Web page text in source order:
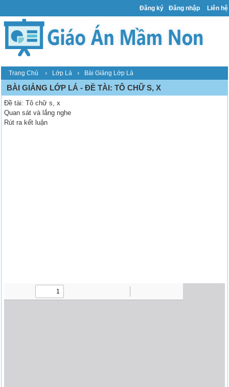
Đăng ký Đăng nhập Liên hệ
Trang Chủ › Lớp Lá › Bài Giảng Lớp Lá
BÀI GIẢNG LỚP LÁ - ĐỀ TÀI: TÔ CHỮ S, X
Đề tài: Tô chữ s, x
Quan sát và lắng nghe
Rút ra kết luận